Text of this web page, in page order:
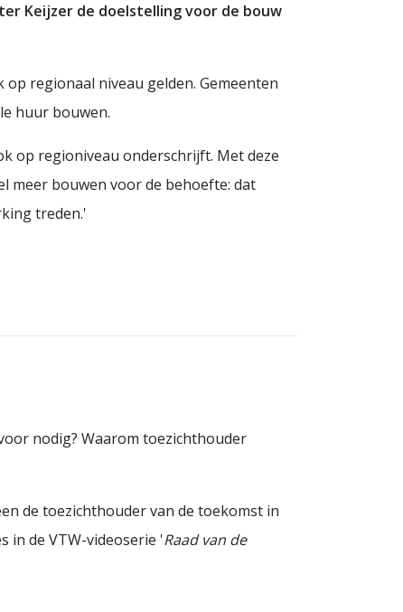
Keijzer de doelstelling voor de bouw
regionaal niveau gelden. Gemeenten
huur bouwen.
op regioniveau onderschrijft. Met deze
meer bouwen voor de behoefte: dat
treden.'
nodig? Waarom toezichthouder
de toezichthouder van de toekomst in
in de VTW-videoserie 'Raad van de